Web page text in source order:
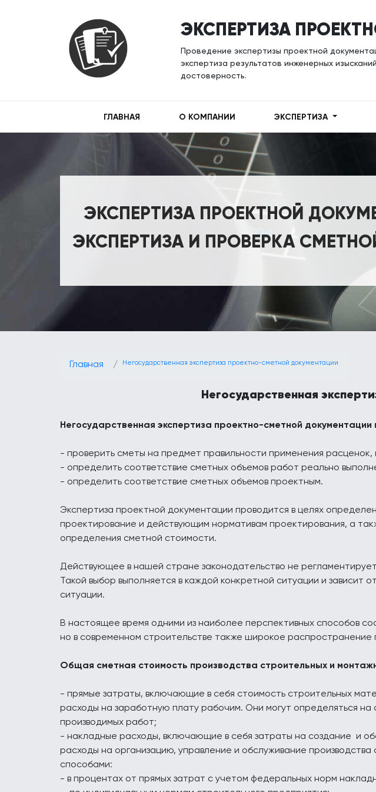
ЭКСПЕРТИЗА
Проведение экспертизы проектной
экспертиза результатов инженерных
достоверность.
ГЛАВНАЯ О КОМПАНИИ ЭКСПЕРТИЗА
ЭКСПЕРТИЗА ПРОЕКТНОЙ
ЭКСПЕРТИЗА И ПРОВЕРКА
Главная Негосударственная экспертиза проектно-сметной документации
Негосударственная
Негосударственная экспертиза проектно-сметной документации
- проверить сметы на предмет правильности применения расценок,
- определить соответствие сметных объемов работ реально
- определить соответствие сметных объемов проектным.
Экспертиза проектной документации проводится в целях
проектирование и действующим нормативам проектирования, а
определения сметной стоимости.
Действующее в нашей стране законодательство не
Такой выбор выполняется в каждой конкретной ситуации и
ситуации.
В настоящее время одними из наиболее перспективных способов
но в современном строительстве также широкое распространение
Общая сметная стоимость производства строительных и
- прямые затраты, включающие в себя стоимость строительных
расходы на заработную плату рабочим. Они могут определяться
производимых работ;
- накладные расходы, включающие в себя затраты на создание и
расходы на организацию, управление и обслуживание
способами:
- в процентах от прямых затрат с учетом федеральных норм